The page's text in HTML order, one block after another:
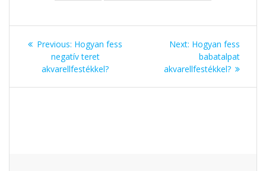
Bejegyzés
navigáció
Previous: Previous
post:
Hogyan fess
negatív teret
akvarellfestékkel?
Next: Next
post:
Hogyan fess
babatalpat
akvarellfestékkel?